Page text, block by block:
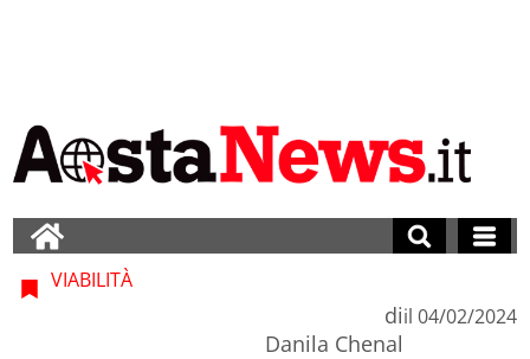
VIABILITÀ
di
Danila Chenal
il 04/02/2024